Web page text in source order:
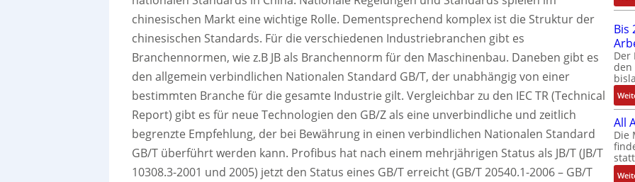
chinesischen Markt eine wichtige Rolle. Dementsprechend komplex ist die Struktur der
chinesischen Standards. Für die verschiedenen Industriebranchen gibt es
Branchennormen, wie z.B JB als Branchennorm für den Maschinenbau. Daneben gibt es
den allgemein verbindlichen Nationalen Standard GB/T, der unabhängig von einer
bestimmten Branche für die gesamte Industrie gilt. Vergleichbar zu den IEC TR (Technical
Report) gibt es für neue Technologien den GB/Z als eine unverbindliche und zeitlich
begrenzte Empfehlung, der bei Bewährung in einen verbindlichen Nationalen Standard
GB/T überführt werden kann. Profibus hat nach einem mehrjährigen Status als JB/T (JB/T
10308.3-2001 und 2005) jetzt den Status eines GB/T erreicht (GB/T 20540.1-2006 – GB/T
Bis
Der
den
All
Die